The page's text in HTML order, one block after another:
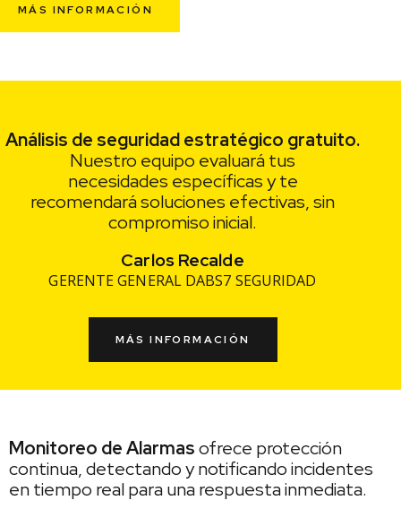
MÁS INFORMACIÓN
Análisis de seguridad estratégico gratuito.
Nuestro equipo evaluará tus
necesidades específicas y te
recomendará soluciones efectivas, sin
compromiso inicial.
Carlos Recalde
GERENTE GENERAL DABS7 SEGURIDAD
MÁS INFORMACIÓN
Monitoreo de Alarmasofrece protección
continua, detectando y notificando incidentes
en tiempo real para una respuesta inmediata.